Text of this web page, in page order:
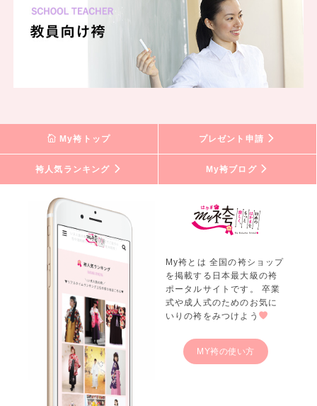
My袴トップ プレゼント申請
袴人気ランキング My袴ブログ
My袴とは 全国の袴ショップ
を掲載する日本最大級の袴
ポータルサイトです。 卒業
式や成人式のためのお気に
いりの袴をみつけよう
MY袴の使い方